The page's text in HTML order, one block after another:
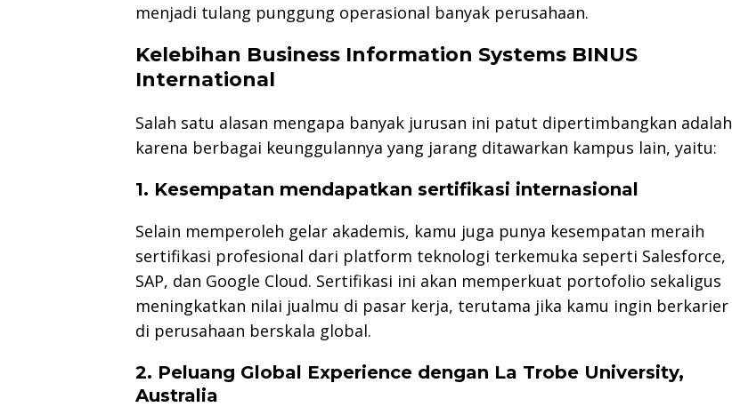
menjadi tulang punggung operasional banyak perusahaan.
Kelebihan Business Information Systems BINUS
International
Salah satu alasan mengapa banyak jurusan ini patut dipertimbangkan adalah
karena berbagai keunggulannya yang jarang ditawarkan kampus lain, yaitu:
1. Kesempatan mendapatkan sertifikasi internasional
Selain memperoleh gelar akademis, kamu juga punya kesempatan meraih
sertifikasi profesional dari platform teknologi terkemuka seperti Salesforce,
SAP, dan Google Cloud. Sertifikasi ini akan memperkuat portofolio sekaligus
meningkatkan nilai jualmu di pasar kerja, terutama jika kamu ingin berkarier
di perusahaan berskala global.
2. Peluang Global Experience dengan La Trobe University,
Australia